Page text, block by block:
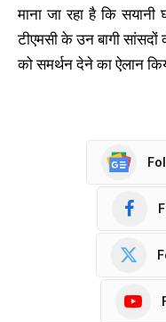
माना जा रहा है कि
टीएमसी के उन बागी सांसदों
को समर्थन देने का ऐलान